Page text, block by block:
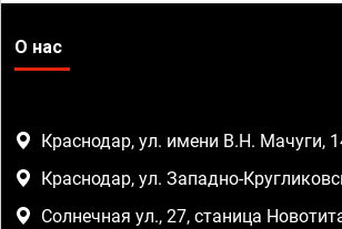
О нас
Краснодар, ул. имени В.Н. Мачуги,
Краснодар, ул. Западно-
Солнечная ул., 27, станица